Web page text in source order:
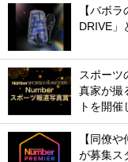
【バボ
DRIVE」
スポーツ
真家が撮
トを開催
【同僚
が募集ス